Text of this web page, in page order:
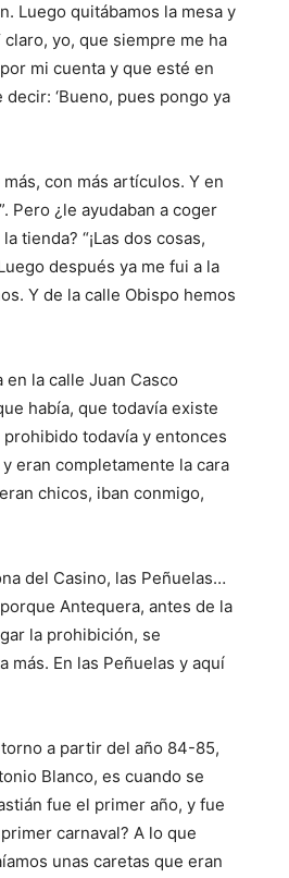
Luego quitábamos la mesa y
yo, que siempre me ha
mi cuenta y que esté en
‘Bueno, pues pongo ya
con más artículos. Y en
Pero ¿le ayudaban a coger
tienda? “¡Las dos cosas,
después ya me fui a la
Y de la calle Obispo hemos
la calle Juan Casco
había, que todavía existe
todavía y entonces
eran completamente la cara
chicos, iban conmigo,
del Casino, las Peñuelas…
Antequera, antes de la
la prohibición, se
más. En las Peñuelas y aquí
a partir del año 84-85,
Blanco, es cuando se
fue el primer año, y fue
carnaval? A lo que
unas caretas que eran